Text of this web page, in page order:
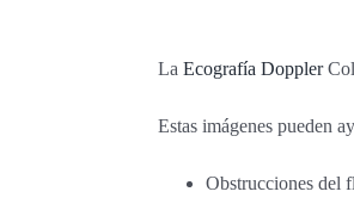
La Ecografía Doppler
Estas imágenes pueden
Obstrucciones del